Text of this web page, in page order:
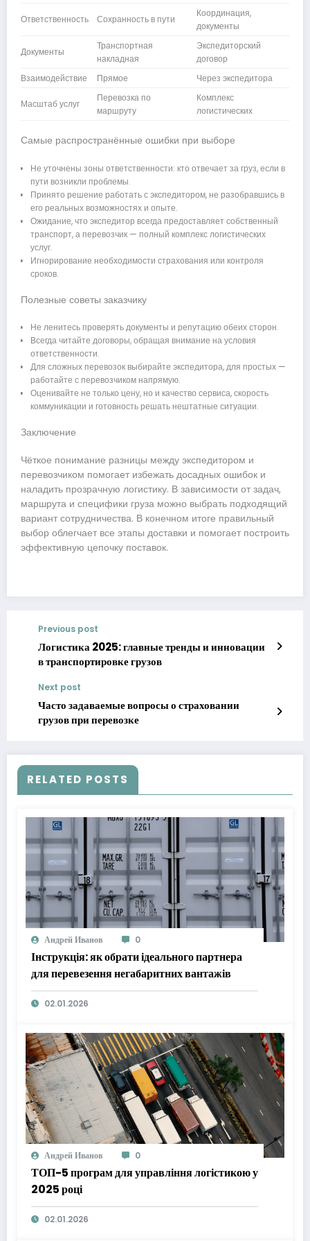
Ответственность Сохранность в пути
Координация,
документы
Документы
Транспортная
накладная
Экспедиторский
договор
Взаимодействие
Прямое Через экспедитора
Масштаб услуг
Перевозка по
маршруту
Комплекс
логистических
Самые распространённые ошибки при выборе
Не уточнены зоны ответственности: кто отвечает за груз, если в
пути возникли проблемы.
Принято решение работать с экспедитором, не разобравшись в
его реальных возможностях и опыте.
Ожидание, что экспедитор всегда предоставляет собственный
транспорт, а перевозчик — полный комплекс логистических
услуг.
Игнорирование необходимости страхования или контроля
сроков.
Полезные советы заказчику
Не ленитесь проверять документы и репутацию обеих сторон.
Всегда читайте договоры, обращая внимание на условия
ответственности.
Для сложных перевозок выбирайте экспедитора, для простых —
работайте с перевозчиком напрямую.
Оценивайте не только цену, но и качество сервиса, скорость
коммуникации и готовность решать нештатные ситуации.
Заключение
Чёткое понимание разницы между экспедитором и
перевозчиком помогает избежать досадных ошибок и
наладить прозрачную логистику. В зависимости от задач,
маршрута и специфики груза можно выбрать подходящий
вариант сотрудничества. В конечном итоге правильный
выбор облегчает все этапы доставки и помогает построить
эффективную цепочку поставок.
Previous post
Логистика 2025: главные тренды и инновации
в транспортировке грузов
Next post
Часто задаваемые вопросы о страховании
грузов при перевозке
RELATED POSTS
Андрей Иванов 0
Інструкція: як обрати ідеального партнера
для перевезення негабаритних вантажів
02.01.2026
Андрей Иванов 0
ТОП-5 програм для управління логістикою у
2025 році
02.01.2026